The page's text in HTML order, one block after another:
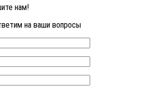
нам!
на ваши вопросы